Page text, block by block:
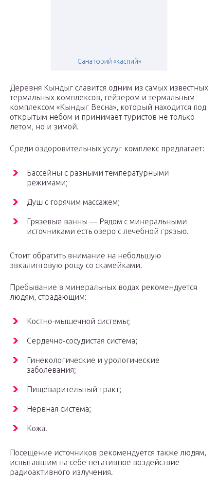
Санаторий «каспий»
Деревня Кындыг славится одним из самых известных
термальных комплексов, гейзером и термальным
комплексом «Кындыг Весна», который находится под
открытым небом и принимает туристов не только
летом, но и зимой.
Среди оздоровительных услуг комплекс предлагает:
Бассейны с разными температурными
режимами;
Душ с горячим массажем;
Грязевые ванны — Рядом с минеральными
источниками есть озеро с лечебной грязью.
Стоит обратить внимание на небольшую
эвкалиптовую рощу со скамейками.
Пребывание в минеральных водах рекомендуется
людям, страдающим:
Костно-мышечной системы;
Сердечно-сосудистая система;
Гинекологические и урологические
заболевания;
Пищеварительный тракт;
Нервная система;
Кожа.
Посещение источников рекомендуется также людям,
испытавшим на себе негативное воздействие
радиоактивного излучения.